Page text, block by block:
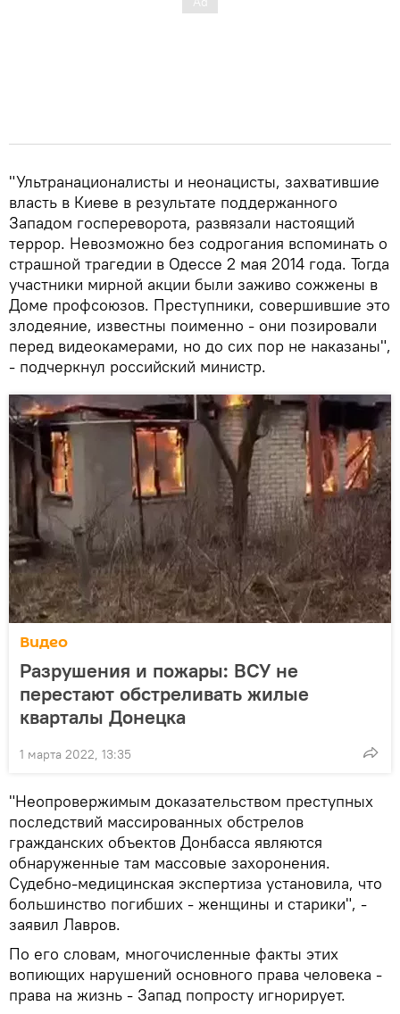
"Ультранационалисты и неонацисты, захватившие
власть в Киеве в результате поддержанного
Западом госпереворота, развязали настоящий
террор. Невозможно без содрогания вспоминать о
страшной трагедии в Одессе 2 мая 2014 года. Тогда
участники мирной акции были заживо сожжены в
Доме профсоюзов. Преступники, совершившие это
злодеяние, известны поименно - они позировали
перед видеокамерами, но до сих пор не наказаны",
- подчеркнул российский министр.
Видео
Разрушения и пожары: ВСУ не
перестают обстреливать жилые
кварталы Донецка
1 марта 2022, 13:35
"Неопровержимым доказательством преступных
последствий массированных обстрелов
гражданских объектов Донбасса являются
обнаруженные там массовые захоронения.
Судебно-медицинская экспертиза установила, что
большинство погибших - женщины и старики", -
заявил Лавров.
По его словам, многочисленные факты этих
вопиющих нарушений основного права человека -
права на жизнь - Запад попросту игнорирует.